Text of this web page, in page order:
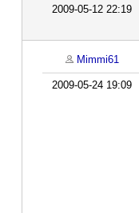
2009-05-12 22:19
Mimmi61
2009-05-24 19:09